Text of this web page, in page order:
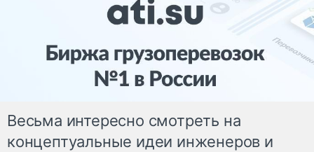
Весьма интересно смотреть на
концептуальные идеи инженеров и